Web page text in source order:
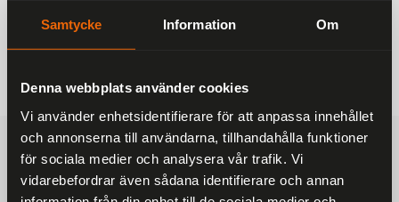
Samtycke Information Om
Denna webbplats använder cookies
Vi använder enhetsidentifierare för att anpassa innehållet
och annonserna till användarna, tillhandahålla funktioner
för sociala medier och analysera vår trafik. Vi
vidarebefordrar även sådana identifierare och annan
187 kr
249 kr
FRAKTFRITT
På alla ordrar över 2000 kr
1-3 DAGAR LEVERANS